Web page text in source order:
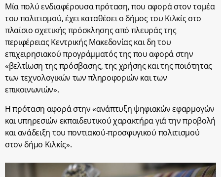
Μία πολύ ενδιαφέρουσα πρόταση, που αφορά στον τομέα
του πολιτισμού, έχει καταθέσει ο δήμος του Κιλκίς στο
πλαίσιο σχετικής πρόσκλησης από πλευράς της
περιφέρειας Κεντρικής Μακεδονίας και δη του
επιχειρησιακού προγράμματός της που αφορά στην
«βελτίωση της πρόσβασης, της χρήσης και της ποιότητας
των τεχνολογικών των πληροφοριών και των
επικοινωνιών».
Η πρόταση αφορά στην «ανάπτυξη ψηφιακών εφαρμογών
και υπηρεσιών εκπαιδευτικού χαρακτήρα γιά την προβολή
και ανάδειξη του ποντιακού-προσφυγικού πολιτισμού
στον δήμο Κιλκίς».